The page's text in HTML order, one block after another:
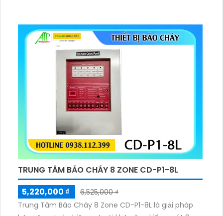
TRUNG TÂM BÁO CHÁY 8 ZONE CD-P1-8L
5,220,000 ₫
6,525,000 ₫
Trung Tâm Báo Cháy 8 Zone CD-P1-8L là giải pháp